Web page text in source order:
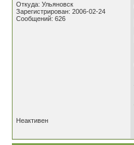
Откуда: Ульяновск
Зарегистрирован: 2006-02-24
Сообщений: 626
Неактивен